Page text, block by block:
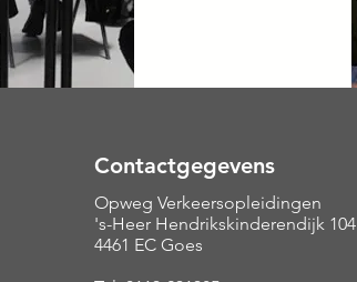
Contactgegevens
Opweg Verkeersopleidingen
's-Heer Hendrikskinderendijk 104
4461 EC Goes